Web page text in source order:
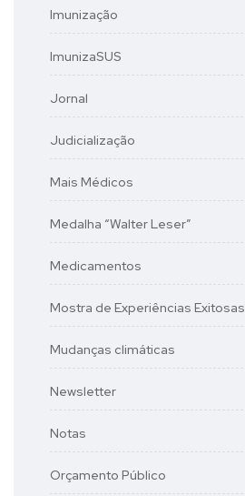
Imunização
ImunizaSUS
Jornal
Judicialização
Mais Médicos
Medalha “Walter Leser”
Medicamentos
Mostra de Experiências Exitosas
Mudanças climáticas
Newsletter
Notas
Orçamento Público